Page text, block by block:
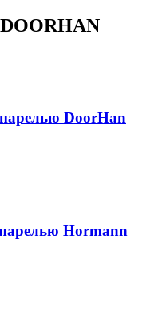
DOORHAN
DoorHan
Hormann